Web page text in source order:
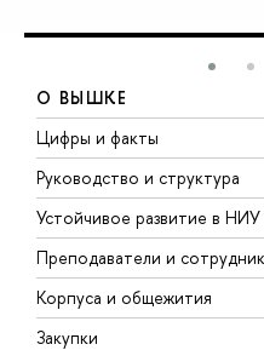
О ВЫШКЕ
Цифры и факты
Руководство и структура
Устойчивое развитие в
Преподаватели и
Корпуса и общежития
Закупки